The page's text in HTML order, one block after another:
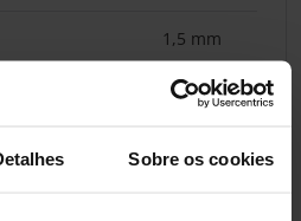
Sobre os cookies
1,5 mm
2,28 kg